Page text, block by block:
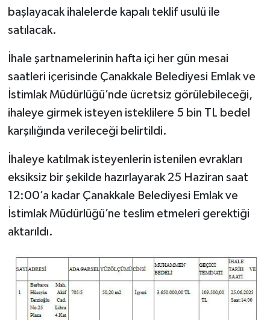
başlayacak ihalelerde kapalı teklif usulü ile
satılacak.
İhale şartnamelerinin hafta içi her gün mesai
saatleri içerisinde Çanakkale Belediyesi Emlak ve
İstimlak Müdürlüğü’nde ücretsiz görülebileceği,
ihaleye girmek isteyen isteklilere 5 bin TL bedel
karşılığında verileceği belirtildi.
İhaleye katılmak isteyenlerin istenilen evrakları
eksiksiz bir şekilde hazırlayarak 25 Haziran saat
12:00’a kadar Çanakkale Belediyesi Emlak ve
İstimlak Müdürlüğü’ne teslim etmeleri gerektiği
aktarıldı.